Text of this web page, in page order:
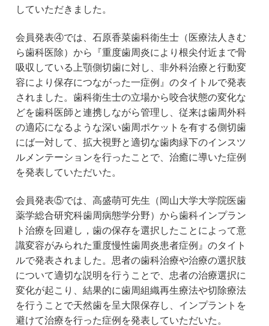
していただきました。
会員発表④では、石原香菜歯科衛生士（医療法人きむ
ら歯科医除）から『重度歯周炎により根尖付近まで骨
吸収している上顎側切歯に対し、非外科治療と行動変
容により保存につながった一症例』のタイトルで発表
されました。歯科衛生士の立場から咬合状態の変化な
どを歯科医師と連携しながら管理し、従来は歯周外科
の適応になるような深い歯周ポケットを有する側切歯
にば一対して、拡大視野と適切な歯肉緑下のインスツ
ルメンテーションを行ったことで、治癒に導いた症例
を発表していただいた。
会員発表⑤では、高盛萌可先生（岡山大学大学院医歯
薬学総合研究科歯周病態学分野）から歯科インプラン
ト治療を回避し，歯の保存を選択したことによって意
識変容がみられた重度慢性歯周炎患者症例』のタイト
ルで発表されました。思者の歯科治療や治療の選択肢
について適切な説明を行うことで、忠者の治療選択に
変化が起こり、結果的に歯周組織再生療法や切除療法
を行うことで天然歯を呈大限保存し、インプラントを
避けて治療を行った症例を発表していただいた。